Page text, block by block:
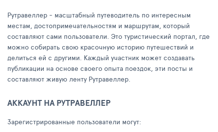
Рутравеллер - масштабный путеводитель по интересным
местам, достопримечательностям и маршрутам, который
составляют сами пользователи. Это туристический портал, где
можно собирать свою красочную историю путешествий и
делиться ей с другими. Каждый участник может создавать
публикации на основе своего опыта поездок, эти посты и
составляют живую ленту Рутравеллер.
АККАУНТ НА РУТРАВЕЛЛЕР
Зарегистрированные пользователи могут: